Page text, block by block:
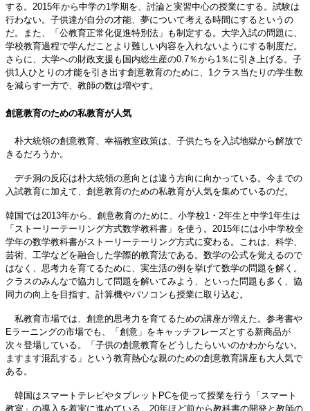
する。2015年から中学の1学期を、討論と実習中心の授業にする。試験は
行わない。子供達が自分の才能、夢について考える時間にするというの
だ。また、「公教育正常化促進特別法」も制定する。大学入試の問題に、
学校教育過程で学んだことより難しい内容を入れないようにする制度だ。
さらに、大学への財政支援も国内総生産の0.7％から1％に引き上げる。子
供1人ひとりの才能を引き出す創意教育のために、1クラス当たりの学生数
を減らす一方で、教師の数は増やす。
創意教育のための私教育が人気
朴大統領の創意教育、幸福教室政策は、子供たちを入試地獄から解放で
きるだろうか。
デチ洞の反応は朴大統領の意向とは違う方向に向かっている。今までの
入試教育に加えて、創意教育のための私教育が人気を集めているのだ。
韓国では2013年から、創意教育のために、小学校1・2年生と中学1年生は
「ストーリーテーリング方式数学教科書」を使う。2015年には小中学校全
学年の数学教科書がストーリーテーリング方式に変わる。これは、科学、
芸術、工学などを融合した学際的教育法である。数学の公式を覚えるので
はなく、思考力を育てるために、実生活の例を挙げて数学の問題を解く。
クラスのみんなで協力して問題を解いてみよう、といった問題も多く、協
同力の向上を目指す。計算機やパソコンも授業に取り込む。
私教育市場では、創意的思考力を育てるための講座が増えた。参考書や
Eラーニングの市場でも、「創意」をキャッチフレーズとする新商品が
次々登場している。「子供の創意教育をどうしたらいいのかわからない。
ますます混乱する」という教育熱心な親のための創意教育講座も大人気で
ある。
韓国はスマートテレビやタブレットPCを使って授業を行う「スマート
教室」の導入を着実に進めている。20年ほど前から教科書の開発と教師の